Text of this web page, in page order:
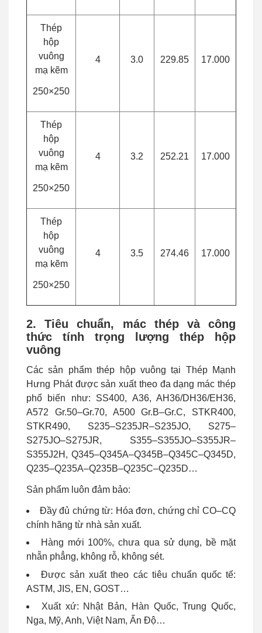
Thép
hộp
vuông
mạ kẽm
250×250
4 3.0 229.85 17.000
Thép
hộp
vuông
mạ kẽm
250×250
4 3.2 252.21 17.000
Thép
hộp
vuông
mạ kẽm
250×250
4 3.5 274.46 17.000
2. Tiêu chuẩn, mác thép và công
thức tính trọng lượng thép hộp
vuông
Các sản phẩm thép hộp vuông tại Thép Mạnh
Hưng Phát được sản xuất theo đa dạng mác thép
phổ biến như: SS400, A36, AH36/DH36/EH36,
A572 Gr.50–Gr.70, A500 Gr.B–Gr.C, STKR400,
STKR490, S235–S235JR–S235JO, S275–
S275JO–S275JR, S355–S355JO–S355JR–
S355J2H, Q345–Q345A–Q345B–Q345C–Q345D,
Q235–Q235A–Q235B–Q235C–Q235D…
Sản phẩm luôn đảm bảo:
Đầy đủ chứng từ: Hóa đơn, chứng chỉ CO–CQ
chính hãng từ nhà sản xuất.
Hàng mới 100%, chưa qua sử dụng, bề mặt
nhẵn phẳng, không rỗ, không sét.
Được sản xuất theo các tiêu chuẩn quốc tế:
ASTM, JIS, EN, GOST…
Xuất xứ: Nhật Bản, Hàn Quốc, Trung Quốc,
Nga, Mỹ, Anh, Việt Nam, Ấn Độ…